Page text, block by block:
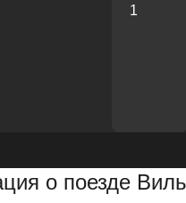
1
о поезде